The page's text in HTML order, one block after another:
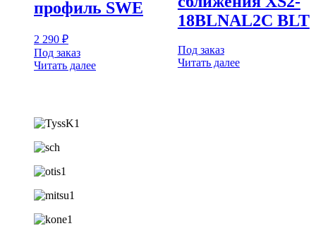
профиль SWE
2 290 ₽
Под заказ
Читать далее
18BLNAL2C BLT
Под заказ
Читать далее